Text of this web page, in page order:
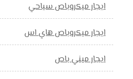
ايجار ميكروباص سياحي
ايجار ميكروباص هاي اس
ايجار ميني باص